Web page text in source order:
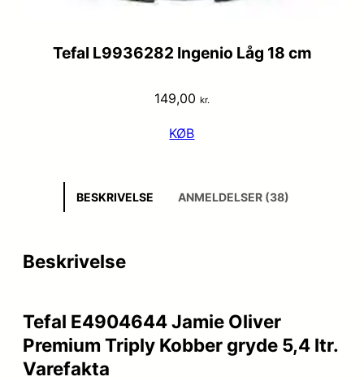
Tefal L9936282 Ingenio Låg 18 cm
149,00 kr.
KØB
BESKRIVELSE ANMELDELSER (38)
Beskrivelse
Tefal E4904644 Jamie Oliver
Premium Triply Kobber gryde 5,4 ltr.
Varefakta